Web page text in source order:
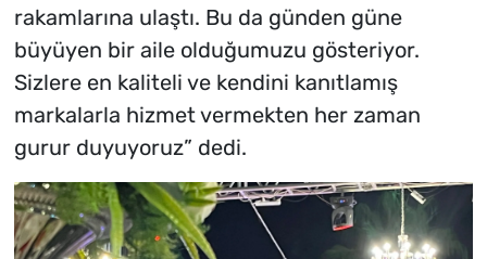
rakamlarına ulaştı. Bu da günden güne
büyüyen bir aile olduğumuzu gösteriyor.
Sizlere en kaliteli ve kendini kanıtlamış
markalarla hizmet vermekten her zaman
gurur duyuyoruz” dedi.